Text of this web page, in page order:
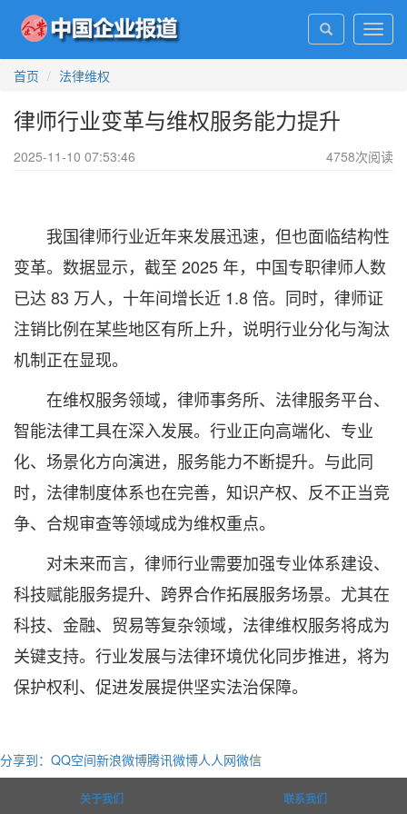
首页
法律维权
律师行业变革与维权服务能力提升
2025-11-10 07:53:46 4758次阅读
我国律师行业近年来发展迅速，但也面临结构性
变革。数据显示，截至 2025 年，中国专职律师人数
已达 83 万人，十年间增长近 1.8 倍。同时，律师证
注销比例在某些地区有所上升，说明行业分化与淘汰
机制正在显现。
在维权服务领域，律师事务所、法律服务平台、
智能法律工具在深入发展。行业正向高端化、专业
化、场景化方向演进，服务能力不断提升。与此同
时，法律制度体系也在完善，知识产权、反不正当竞
争、合规审查等领域成为维权重点。
对未来而言，律师行业需要加强专业体系建设、
科技赋能服务提升、跨界合作拓展服务场景。尤其在
科技、金融、贸易等复杂领域，法律维权服务将成为
关键支持。行业发展与法律环境优化同步推进，将为
保护权利、促进发展提供坚实法治保障。
分享到： QQ空间新浪微博腾讯微博人人网微信
关于我们 联系我们